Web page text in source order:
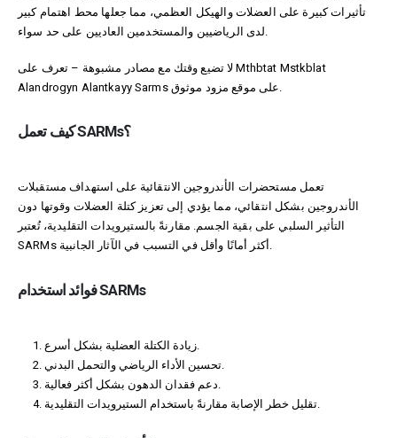
تأثيرات كبيرة على العضلات والهيكل العظمي، مما جعلها محط اهتمام كبير
لا تضيع وقتك مع مصادر مشبوهة – تعرف علىMthbtat Mstkblat
Alandrogyn Alantkayy Sarms
كيف تعمل SARMs؟
تعمل مستحضرات الأندروجين الانتقائية على استهداف مستقبلات
الأندروجين بشكل انتقائي، مما يؤدي إلى تعزيز كتلة العضلات وقوتها دون
التأثير السلبي على بقية الجسم. مقارنةً بالستيرويدات التقليدية، تُعتبر
SARMs أكثر أمانًا وأقل في التسبب في الآثار الجانبية.
فوائد استخدام SARMs
زيادة الكتلة العضلية بشكل أسرع.
تحسين الأداء الرياضي والتحمل البدني.
تقليل خطر الإصابة مقارنةً باستخدام الستيرويدات التقليدية.